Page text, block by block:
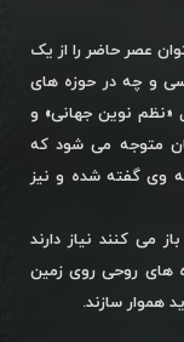
عصر حاضر را از یک
و چه در حوزه های
«نظم نوین جهانی» و
متوجه می شود که
وی گفته شده و نیز
می کنند نیاز دارند
های روحی روی زمین
هموار سازند.